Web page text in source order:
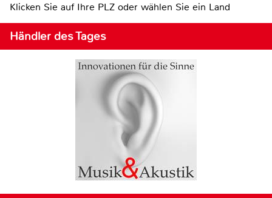
Klicken Sie auf Ihre PLZ oder wählen Sie ein Land
Händler des Tages